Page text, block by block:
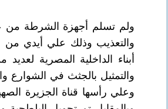
ولم تسلم أجهزة الشرطة من
والتعذيب وذلك علي أيدي من
أبناء الداخلية المصرية
والتمثيل بالجثث في الشوارع
وعلي رأسها قناة الجزيرة